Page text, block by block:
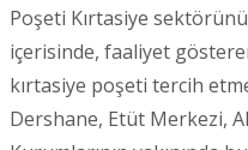
Poşeti Kırtasiye
içerisinde, faaliyet
kırtasiye poşeti tercih
Dershane, Etüt Merkezi,